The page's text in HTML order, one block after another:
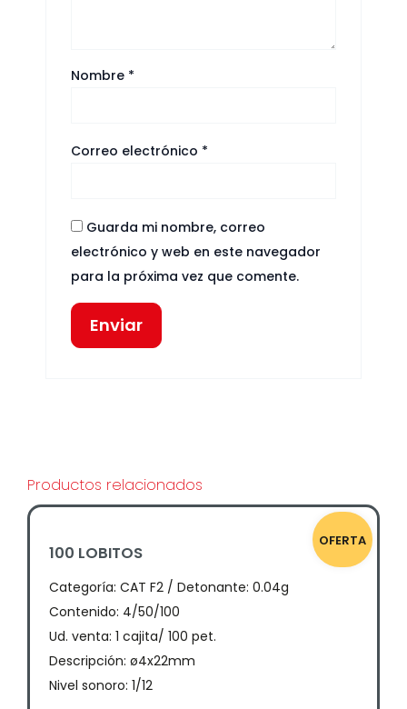
Nombre *
Correo electrónico *
Guarda mi nombre, correo
electrónico y web en este navegador
para la próxima vez que comente.
Productos relacionados
OFERTA
100 LOBITOS
Categoría: CAT F2 / Detonante: 0.04g
Contenido: 4/50/100
Ud. venta: 1 cajita/ 100 pet.
Descripción: ø4x22mm
Nivel sonoro: 1/12